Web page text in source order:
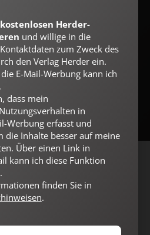
Jetzt anmelden
Datenschutz Barrierefreiheit
Impressum
Abo online kündigen
Herder-
und willige in die
zum Zweck des
den Verlag Herder ein.
E-Mail-Werbung kann ich
dass mein
in
Werbung erfasst und
die Inhalte besser auf meine
Über einen Link in
kann ich diese Funktion
finden Sie in
.